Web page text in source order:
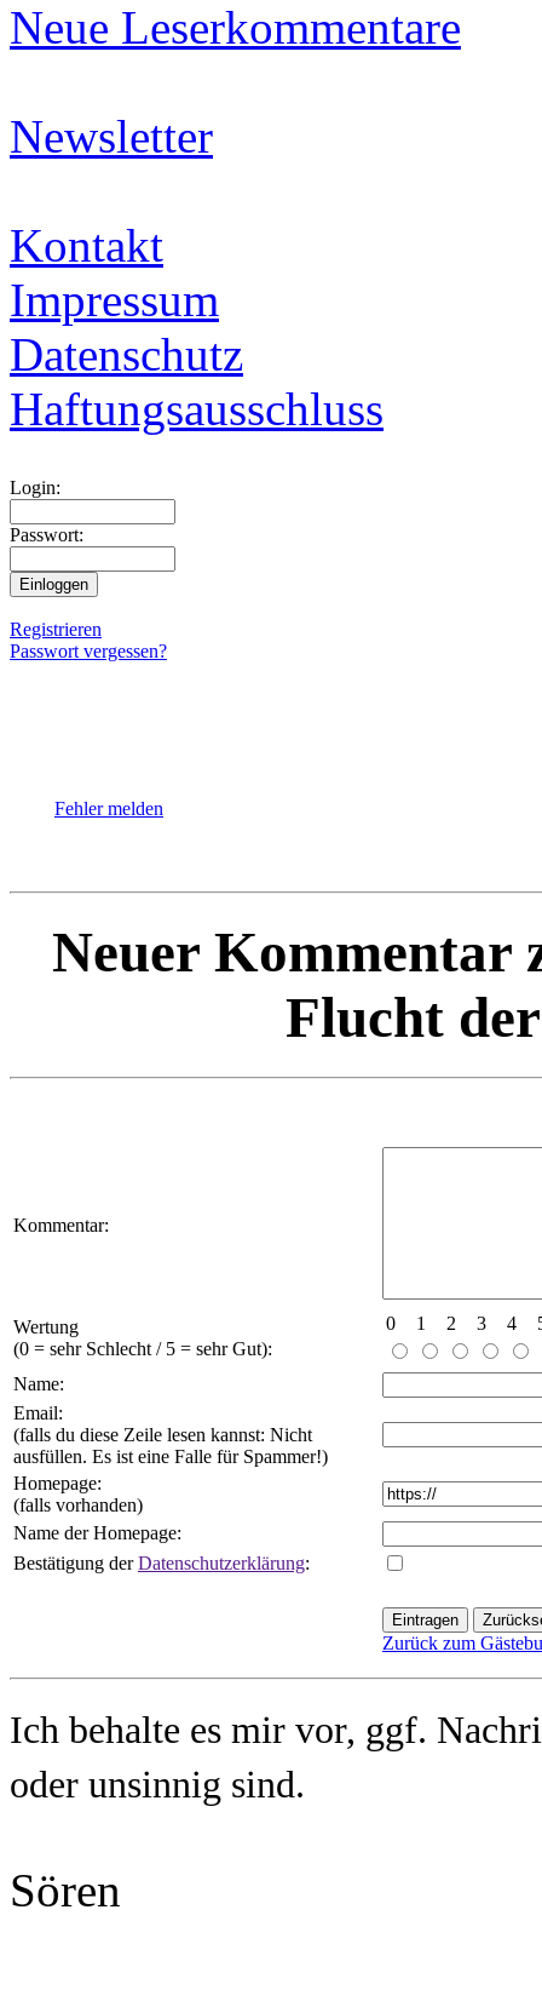
Neue Leserkommentare
Newsletter
Kontakt
Impressum
Datenschutz
Haftungsausschluss
Login:
Passwort:
Registrieren
Passwort vergessen?
Fehler melden
Neuer Kommentar
Flucht
Kommentar:
Wertung
(0 = sehr Schlecht / 5 = sehr Gut):
0 1 2 3 4
Name:
Email:
(falls du diese Zeile lesen kannst: Nicht
ausfüllen. Es ist eine Falle für Spammer!)
Homepage:
(falls vorhanden)
Name der Homepage:
Bestätigung derDatenschutzerklärung:
Eintragen
Zurück zum
Ich behalte es mir vor, ggf.
oder unsinnig sind.
Sören